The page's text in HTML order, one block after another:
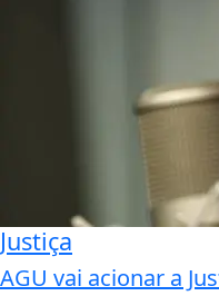
Justiça
AGU vai acionar a